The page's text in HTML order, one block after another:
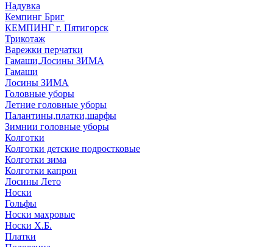
Надувка
Кемпинг Бриг
КЕМПИНГ г. Пятигорск
Трикотаж
Варежки перчатки
Гамаши,Лосины ЗИМА
Гамаши
Лосины ЗИМА
Головные уборы
Летние головные уборы
Палантины,платки,шарфы
Зимнии головные уборы
Колготки
Колготки детские подростковые
Колготки зима
Колготки капрон
Лосины Лето
Носки
Гольфы
Носки махровые
Носки Х.Б.
Платки